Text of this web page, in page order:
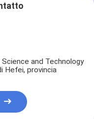
Science and Technology
Hefei, provincia